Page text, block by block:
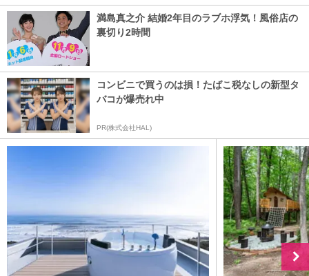
満島真之介 結婚2年目のラブホ浮気！風俗店の
裏切り2時間
コンビニで買うのは損！たばこ税なしの新型タ
バコが爆売れ中
PR(株式会社HAL)